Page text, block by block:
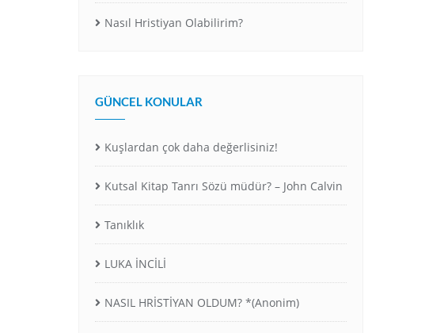
Nasıl Hristiyan Olabilirim?
GÜNCEL KONULAR
Kuşlardan çok daha değerlisiniz!
Kutsal Kitap Tanrı Sözü müdür? – John Calvin
Tanıklık
LUKA İNCİLİ
NASIL HRİSTİYAN OLDUM? *(Anonim)